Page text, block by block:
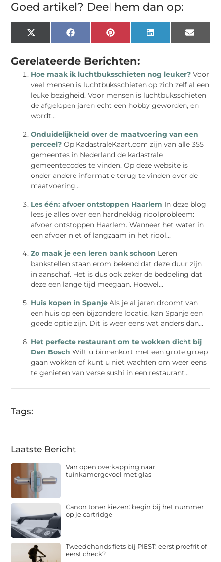
Goed artikel? Deel hem dan op:
X
(Twitter)
FacebookPinterestLinkedInEmail
Gerelateerde Berichten:
Hoe maak ik luchtbuksschieten nog leuker? Voor
veel mensen is luchtbuksschieten op zich zelf al een
leuke bezigheid. Voor mensen is luchtbuksschieten
de afgelopen jaren echt een hobby geworden, en
wordt...
Onduidelijkheid over de maatvoering van een
perceel? Op KadastraleKaart.com zijn van alle 355
gemeentes in Nederland de kadastrale
gemeentecodes te vinden. Op deze website is
onder andere informatie terug te vinden over de
maatvoering...
Les één: afvoer ontstoppen Haarlem In deze blog
lees je alles over een hardnekkig rioolprobleem:
afvoer ontstoppen Haarlem. Wanneer het water in
een afvoer niet of langzaam in het riool...
Zo maak je een leren bank schoon Leren
bankstellen staan erom bekend dat deze duur zijn
in aanschaf. Het is dus ook zeker de bedoeling dat
deze een lange tijd meegaan. Hoewel...
Huis kopen in Spanje Als je al jaren droomt van
een huis op een bijzondere locatie, kan Spanje een
goede optie zijn. Dit is weer eens wat anders dan...
Het perfecte restaurant om te wokken dicht bij
Den Bosch Wilt u binnenkort met een grote groep
gaan wokken of kunt u niet wachten om weer eens
te genieten van verse sushi in een restaurant...
Tags:
Laatste Bericht
Van open overkapping naar
tuinkamergevoel met glas
Canon toner kiezen: begin bij het nummer
op je cartridge
Tweedehands fiets bij PIEST: eerst proefrit of
eerst check?